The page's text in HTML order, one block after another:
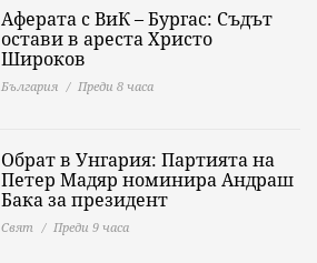
Аферата с ВиК – Бургас: Съдът
остави в ареста Христо
Широков
България Преди 8 часа
Обрат в Унгария: Партията на
Петер Мадяр номинира Андраш
Бака за президент
Свят Преди 9 часа